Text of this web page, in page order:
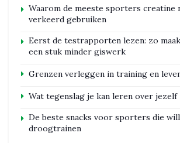
Waarom de meeste sporters creatine
verkeerd gebruiken
Eerst de testrapporten lezen: zo
een stuk minder giswerk
Grenzen verleggen in training en
Wat tegenslag je kan leren over jezelf
De beste snacks voor sporters die
droogtrainen